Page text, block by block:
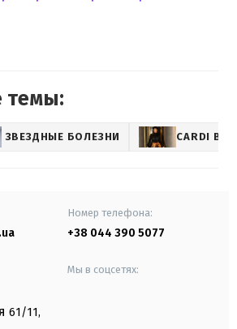
темы:
ЗВЕЗДНЫЕ БОЛЕЗНИ CARDI B
Номер телефона:
+38 044 390 5077
61/11,
Мы в соцсетях: